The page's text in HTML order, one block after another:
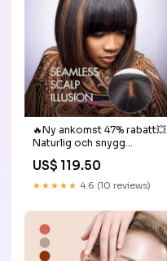
🔥Ny ankomst 47% rabatt💥
Naturlig och snygg
bobperuk för kvinnor
Mother\'s Day
US$ 119.50
★★★★★ 4.6 (10 reviews)